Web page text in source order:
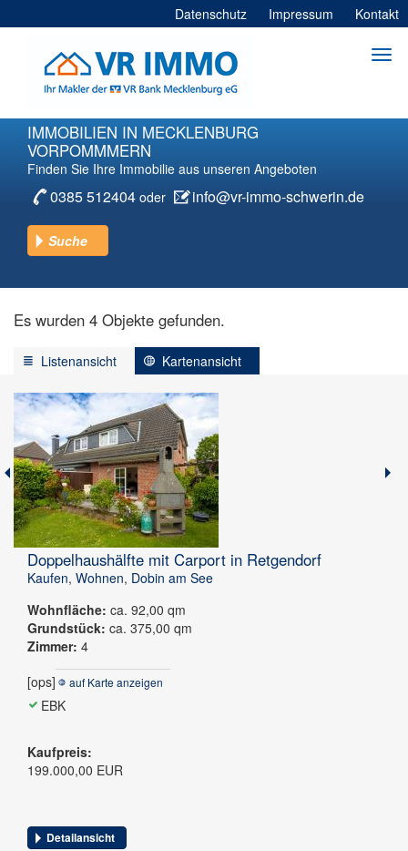
Inhalt
Datenschutz Impressum Kontakt
IMMOBILIEN IN MECKLENBURG
VORPOMMMERN
Finden Sie Ihre Immobilie aus unseren Angeboten
0385 512404 oder info@vr-immo-schwerin.de
Suche
Jetzt finden
Es wurden 4 Objekte gefunden.
Listenansicht Kartenansicht
Doppelhaushälfte mit Carport in Retgendorf
Kaufen, Wohnen, Dobin am See
Wohnfläche: ca. 92,00 qm
Grundstück: ca. 375,00 qm
Zimmer: 4
[ops]
auf Karte anzeigen
EBK
Kaufpreis:
199.000,00 EUR
Detailansicht